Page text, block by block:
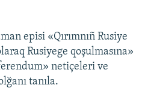
episi «Qırımnıñ Rusiye
Rusiyege qoşulmasına»
netiçeleri ve
tanıla.